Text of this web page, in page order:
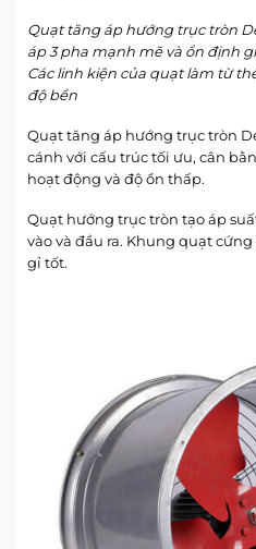
Quạt tăng áp hướng trục tròn
áp 3 pha mạnh mẽ và ổn định
Các linh kiện của quạt làm từ
độ bền
Quạt tăng áp hướng trục tròn
cánh với cấu trúc tối ưu, cân
hoạt động và độ ồn thấp.
Quạt hướng trục tròn tạo áp
vào và đầu ra. Khung quạt
gỉ tốt.